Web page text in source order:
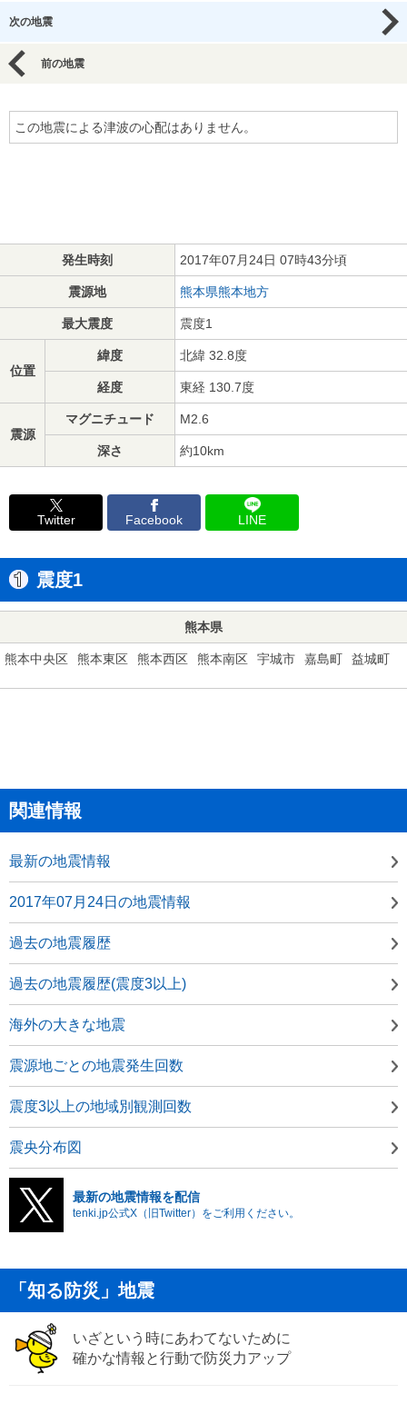
次の地震
前の地震
この地震による津波の心配はありません。
発生時刻 2017年07月24日 07時43分頃
震源地 熊本県熊本地方
最大震度 震度1
位置
緯度 北緯 32.8度
経度 東経 130.7度
震源
マグニチュード M2.6
深さ 約10km
Twitter Facebook LINE
震度1
熊本県
熊本中央区 熊本東区 熊本西区 熊本南区 宇城市 嘉島町 益城町
関連情報
最新の地震情報
2017年07月24日の地震情報
過去の地震履歴
過去の地震履歴(震度3以上)
海外の大きな地震
震源地ごとの地震発生回数
震度3以上の地域別観測回数
震央分布図
最新の地震情報を配信
tenki.jp公式X（旧Twitter）をご利用ください。
「知る防災」地震
いざという時にあわてないために
確かな情報と行動で防災力アップ